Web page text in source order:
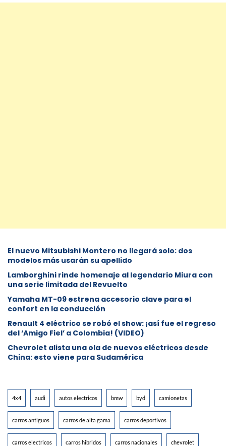
⁠El nuevo Mitsubishi Montero no llegará solo: dos
modelos más usarán su apellido
Lamborghini rinde homenaje al legendario Miura con
una serie limitada del Revuelto
Yamaha MT-09 estrena accesorio clave para el
confort en la conducción
Renault 4 eléctrico se robó el show: ¡así fue el regreso
del ‘Amigo Fiel’ a Colombia! (VIDEO)
Chevrolet alista una ola de nuevos eléctricos desde
China: esto viene para Sudamérica
4x4 audi autos electricos bmw byd camionetas
carros antiguos carros de alta gama carros deportivos
carros electricos carros hibridos carros nacionales chevrolet